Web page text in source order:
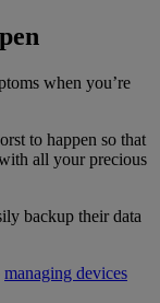
when you’re
to happen so that
all your precious
backup their data
managing devices